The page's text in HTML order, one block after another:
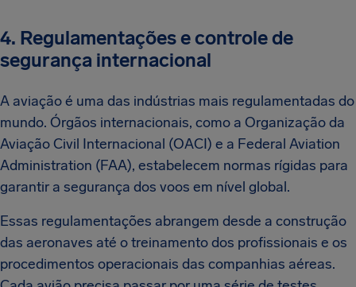
4. Regulamentações e controle de
segurança internacional
A aviação é uma das indústrias mais regulamentadas do
mundo. Órgãos internacionais, como a Organização da
Aviação Civil Internacional (OACI) e a Federal Aviation
Administration (FAA), estabelecem normas rígidas para
garantir a segurança dos voos em nível global.
Essas regulamentações abrangem desde a construção
das aeronaves até o treinamento dos profissionais e os
procedimentos operacionais das companhias aéreas.